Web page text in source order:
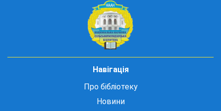
Навігація
Про бібліотеку
Новини